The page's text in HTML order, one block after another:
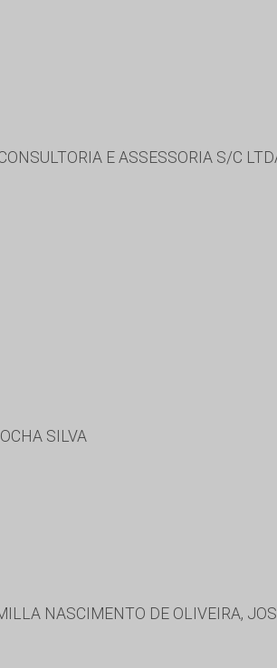
E ASSESSORIA S/C
SILVA
NASCIMENTO DE OLIVEIRA,